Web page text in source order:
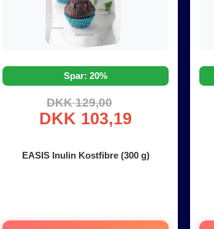
Spar: 20%
DKK 129,00
DKK 103,19
EASIS Inulin Kostfibre (300 g)